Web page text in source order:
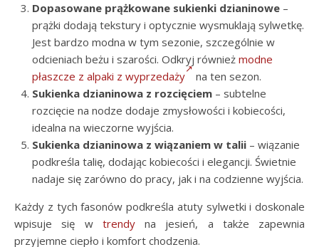
Dopasowane prążkowane sukienki dzianinowe –
prążki dodają tekstury i optycznie wysmuklają sylwetkę.
Jest bardzo modna w tym sezonie, szczególnie w
odcieniach beżu i szarości. Odkryj również modne
płaszcze z alpaki z wyprzedaży
na ten sezon.
Sukienka dzianinowa z rozcięciem – subtelne
rozcięcie na nodze dodaje zmysłowości i kobiecości,
idealna na wieczorne wyjścia.
Sukienka dzianinowa z wiązaniem w talii – wiązanie
podkreśla talię, dodając kobiecości i elegancji. Świetnie
nadaje się zarówno do pracy, jak i na codzienne wyjścia.
Każdy z tych fasonów podkreśla atuty sylwetki i doskonale
wpisuje się w trendyna jesień, a także zapewnia
przyjemne ciepło i komfort chodzenia.